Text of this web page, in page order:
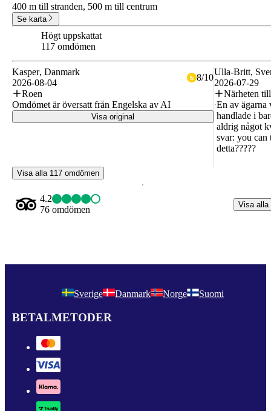
400 m till stranden, 500 m till centrum
Se karta
Högt uppskattat
117 omdömen
Kasper, Danmark
2026-08-04
8/10
Roen
Omdömet är översatt från Engelska av AI
Visa original
Ulla-Britt,
2026-07-29
Närheten
En av
handlade i
aldrig något
svar: you can
detta?????
Visa alla 117 omdömen
4.2
76 omdömen
Visa alla
Sverige Danmark Norge Suomi
BETALMETODER